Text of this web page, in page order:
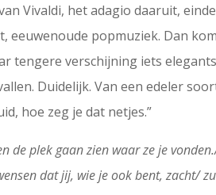
Vivaldi, het adagio daaruit,
eeuwenoude popmuziek. Dan
tengere verschijning iets
Duidelijk. Van een edeler
hoe zeg je dat netjes.”
de plek gaan zien waar ze je
dat jij, wie je ook bent, zacht/